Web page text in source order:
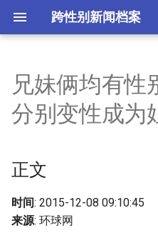
跨性别新闻档案
t
a
l
i
正文
附加信息 [Processed Page
兄妹俩均有性
分别变性成为
正文
时间: 2015-12-08 09:10:45
来源: 环球网